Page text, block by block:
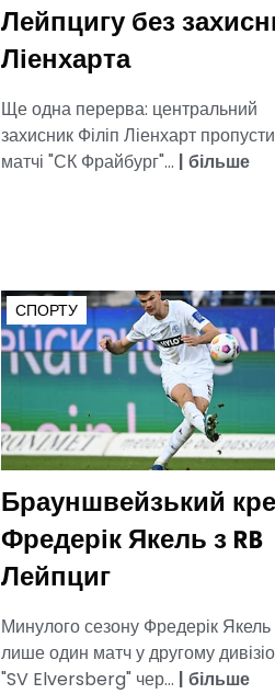
Лейпцигу без
Ліенхарта
Ще одна перерва: центральний
захисник Філіп Ліенхарт
матчі "СК Фрайбург"... | більше
СПОРТУ
Брауншвейзький
Фредерік Якель з RB
Лейпциг
Минулого сезону Фредерік Якель
лише один матч у другому
"SV Elversberg" чер... | більше